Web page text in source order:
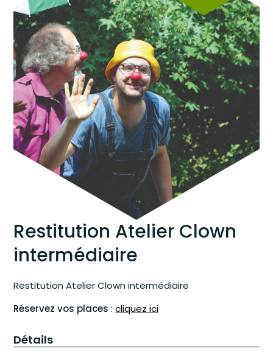
Restitution Atelier Clown
intermédiaire
Restitution Atelier Clown intermédiaire
Réservez vos places :cliquez ici
Détails